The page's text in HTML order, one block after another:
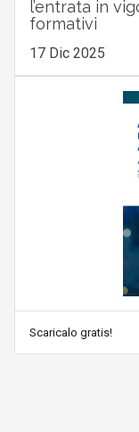
l’entrata in
formativi
17 Dic 2025
Scaricalo gratis!